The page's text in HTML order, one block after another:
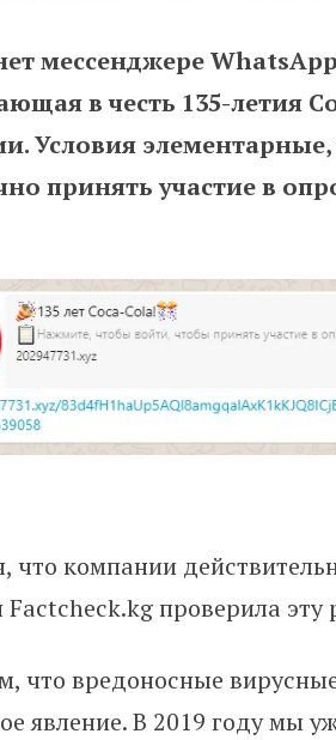
мессенджере
в честь 135-летия
Условия
принять участие в
что компании
проверила эту
что вредоносные
явление. В 2019 году мы